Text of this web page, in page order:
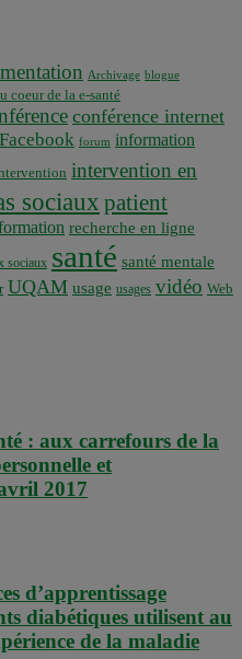
Archivage blogue
coeur de la e-santé
conférence internet
Facebook forum information
intervention en
sociaux patient
recherche en ligne
sociaux santé santé mentale
UQAM usage usages vidéo Web
: aux carrefours de la
et
2017
d’apprentissage
diabétiques utilisent au
de la maladie